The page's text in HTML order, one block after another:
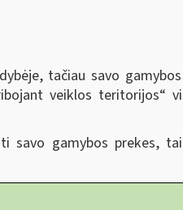
tačiau savo
veiklos teritorijos“
savo gamybos prekes,